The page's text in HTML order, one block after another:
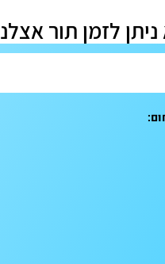
לזמן תור